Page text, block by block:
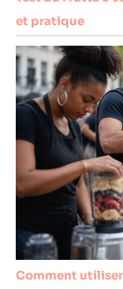
et pratique
Comment